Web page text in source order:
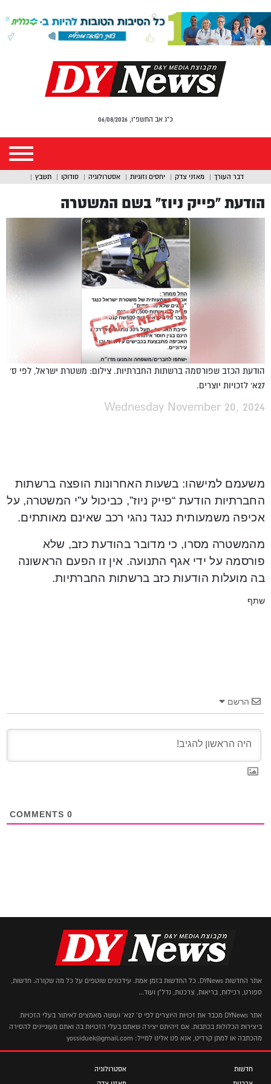
כ"ג אב התשפ"ו, 06/08/2026
דבר העורך מאזני צדק יחסים וזוגיות אסטרולוגיה סודוקו תשבץ
הודעת “פייק ניוז” בשם המשטרה
הודעת הכזב שפורסמה ברשתות החברתיות. צילום: משטרת ישראל, לפי ס'
27א' לזכויות יוצרים.
Wednesday November 20, 2024
משעמם למישהו: בשעות האחרונות הופצה ברשתות
החברתיות הודעת “פייק ניוז”, כביכול ע”י המשטרה, על
אכיפה משמעותית כנגד נהגי רכב שאינם מאותתים.
מהמשטרה מסרו, כי מדובר בהודעת כזב, שלא
פורסמה על ידי אגף התנועה. אין זו הפעם הראשונה
בה מועלות הודעות כזב ברשתות החברתיות.
שתף
הרשם
0
אתר החדשות DYNews. כל החדשות בזמן אמת. עידכונים שוטפים על כל מה שקורה. חדשות,
ספורט, רכילות, בריאות, צרכנות, נדל"ן ועוד...
אתר DYNews מכבד את זכויות היוצרים לפי ס' 27א' ועושה מאמצים לאיתור בעלי הזכויות
ביצירות הכלולות בכתבות. אם זיהיתם יצירה שאתם בעלי הזכויות בה ואתם מעוניינים להסירה
מהכתבה או למתן קרדיט, אנא פנו אלינו למייל: yossiduek@gmail.com
חדשות
אסטרולוגיה